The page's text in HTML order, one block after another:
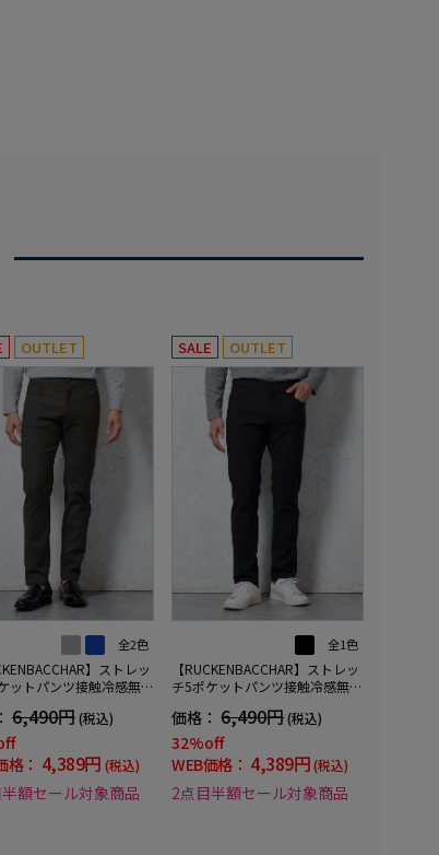
OUTLET
全2色
】ストレッ
ットパンツ接触冷感無地
6,490円(税込)
格： 4,389円 (税込)
額セール対象商品
SALE OUTLET
全1色
【RUCKENBACCHAR】ストレッ
チ5ポケットパンツ接触冷感無地
価格： 6,490円(税込)
32%off
WEB価格： 4,389円(税込)
2点目半額セール対象商品